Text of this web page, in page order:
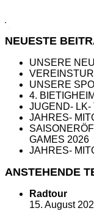
NEUESTE
UNSERE
UNSERE
4.
JUGEND-
JAHRES-
GAMES 2026
JAHRES-
ANSTEHENDE
Radtour
15. August